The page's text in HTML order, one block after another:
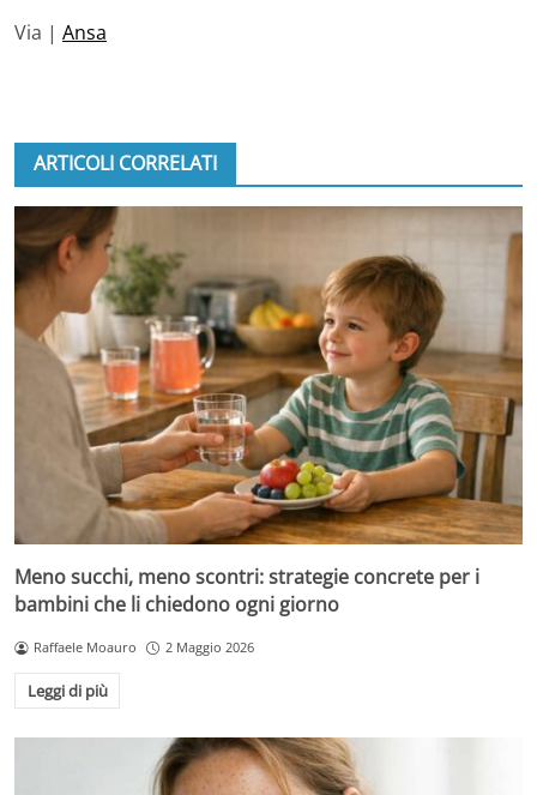
Via | Ansa
ARTICOLI CORRELATI
Meno succhi, meno scontri: strategie concrete per i
bambini che li chiedono ogni giorno
Raffaele Moauro 2 Maggio 2026
Leggi di più